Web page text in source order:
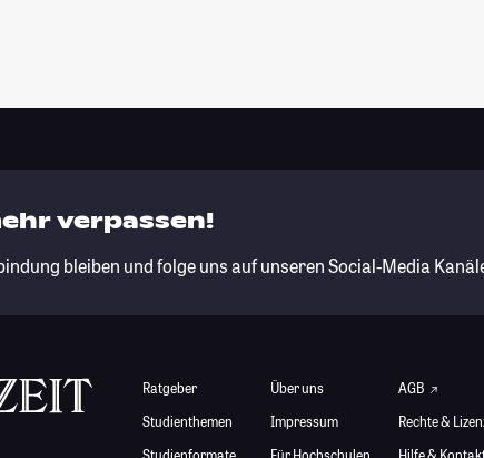
verpassen!
bleiben und folge uns auf unseren Social-Media
Ratgeber
Studienthemen
Studienformate
Über uns
Impressum
Für Hochschulen
AGB
Rechte &
Hilfe &